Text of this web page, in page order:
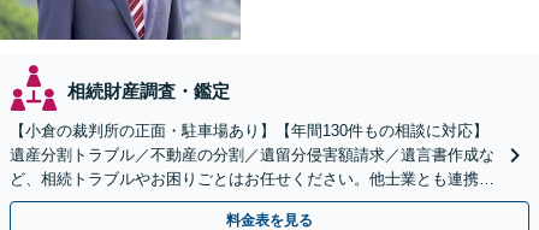
相続財産調査・鑑定
【小倉の裁判所の正面・駐車場あり】【年間130件もの相談に対応】
遺産分割トラブル／不動産の分割／遺留分侵害額請求／遺言書作成な
ど、相続トラブルやお困りごとはお任せください。他士業とも連携
し、依頼者さまに有利な解決を目指します【土日祝対応可】
料金表を見る